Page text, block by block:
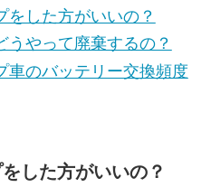
をした方がいいの？
うやって廃棄するの？
車のバッテリー交換頻度
した方がいいの？